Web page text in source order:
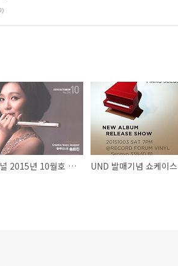
음악저널 2015년 10월호 <UND> 발매소식 UND 발매기념 쇼케이스